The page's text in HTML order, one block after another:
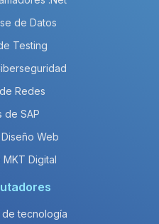
de Datos
Testing
Redes
de SAP
Web
Digital
de tecnología